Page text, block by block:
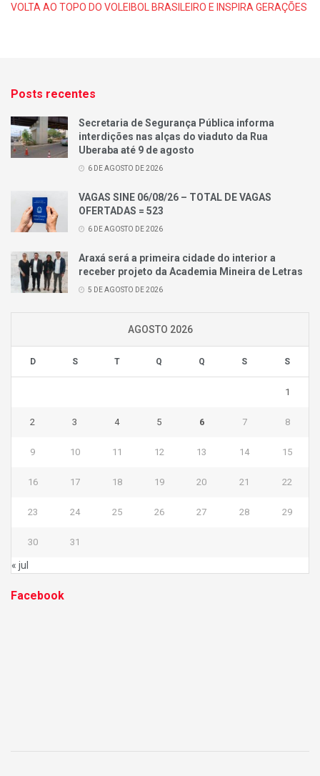
VOLTA AO TOPO DO VOLEIBOL BRASILEIRO E INSPIRA GERAÇÕES
Posts recentes
Secretaria de Segurança Pública informa
interdições nas alças do viaduto da Rua
Uberaba até 9 de agosto
6 DE AGOSTO DE 2026
VAGAS SINE 06/08/26 – TOTAL DE VAGAS
OFERTADAS = 523
6 DE AGOSTO DE 2026
Araxá será a primeira cidade do interior a
receber projeto da Academia Mineira de Letras
5 DE AGOSTO DE 2026
AGOSTO 2026
D S T Q Q S S
1
2 3 4 5 6 7 8
9 10 11 12 13 14 15
16 17 18 19 20 21 22
23 24 25 26 27 28 29
30 31
« jul
Facebook